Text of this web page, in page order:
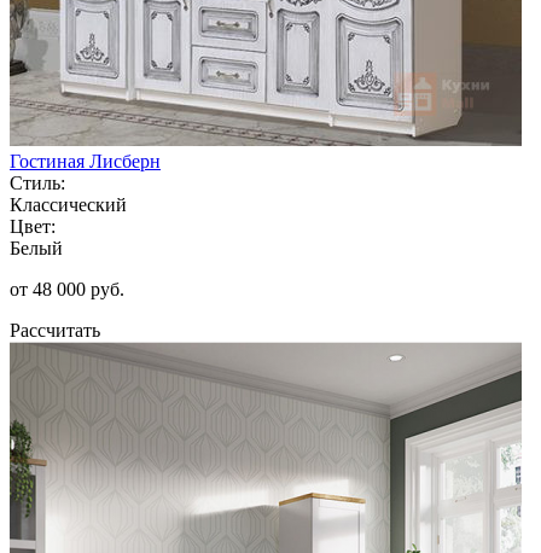
Гостиная Лисберн
Стиль:
Классический
Цвет:
Белый
от 48 000 руб.
Рассчитать